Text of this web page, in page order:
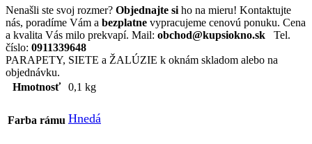
Nenašli ste svoj rozmer? Objednajte si ho na mieru! Kontaktujte
nás, poradíme Vám a bezplatne vypracujeme cenovú ponuku. Cena
a kvalita Vás milo prekvapí. Mail: obchod@kupsiokno.sk Tel.
číslo: 0911339648
PARAPETY, SIETE a ŽALÚZIE k oknám skladom alebo na
objednávku.
Hmotnosť
0,1 kg
Farba rámu Hnedá